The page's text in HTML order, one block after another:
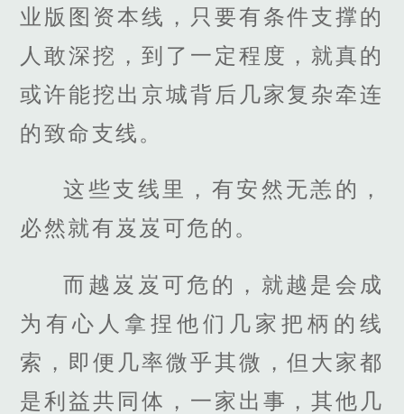
业版图资本线，只要有条件支撑的
人敢深挖，到了一定程度，就真的
或许能挖出京城背后几家复杂牵连
的致命支线。
这些支线里，有安然无恙的，
必然就有岌岌可危的。
而越岌岌可危的，就越是会成
为有心人拿捏他们几家把柄的线
索，即便几率微乎其微，但大家都
是利益共同体，一家出事，其他几